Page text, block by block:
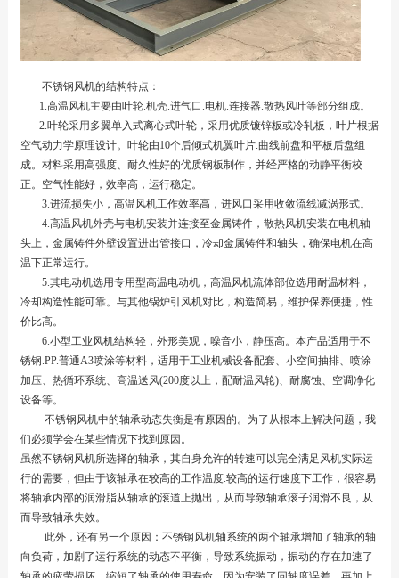
不锈钢风机的结构特点：
1.高温风机主要由叶轮.机壳.进气口.电机.连接器.散热风叶等部分组成。
2.叶轮采用多翼单入式离心式叶轮，采用优质镀锌板或冷轧板，叶片根据
空气动力学原理设计。叶轮由10个后倾式机翼叶片.曲线前盘和平板后盘组
成。材料采用高强度、耐久性好的优质钢板制作，并经严格的动静平衡校
正。空气性能好，效率高，运行稳定。
3.进流损失小，高温风机工作效率高，进风口采用收敛流线减涡形式。
4.高温风机外壳与电机安装并连接至金属铸件，散热风机安装在电机轴
头上，金属铸件外壁设置进出管接口，冷却金属铸件和轴头，确保电机在高
温下正常运行。
5.其电动机选用专用型高温电动机，高温风机流体部位选用耐温材料，
冷却构造性能可靠。与其他锅炉引风机对比，构造简易，维护保养便捷，性
价比高。
6.小型工业风机结构轻，外形美观，噪音小，静压高。本产品适用于不
锈钢.PP.普通A3喷涂等材料，适用于工业机械设备配套、小空间抽排、喷涂
加压、热循环系统、高温送风(200度以上，配耐温风轮)、耐腐蚀、空调净化
设备等。
不锈钢风机中的轴承动态失衡是有原因的。为了从根本上解决问题，我
们必须学会在某些情况下找到原因。
虽然不锈钢风机所选择的轴承，其自身允许的转速可以完全满足风机实际运
行的需要，但由于该轴承在较高的工作温度.较高的运行速度下工作，很容易
将轴承内部的润滑脂从轴承的滚道上抛出，从而导致轴承滚子润滑不良，从
而导致轴承失效。
此外，还有另一个原因：不锈钢风机轴系统的两个轴承增加了轴承的轴
向负荷，加剧了运行系统的动态不平衡，导致系统振动，振动的存在加速了